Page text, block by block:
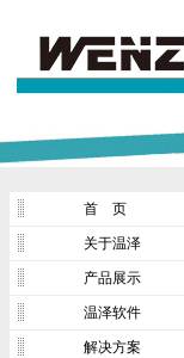
首 页
关于温泽
产品展示
温泽软件
解决方案